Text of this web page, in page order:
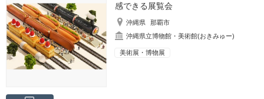
感できる展覧会
沖縄県
那覇市
沖縄県立博物館・美術館(おきみゅー)
美術展・博物展